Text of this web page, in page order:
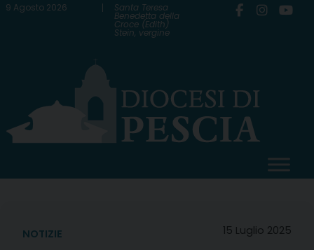
Skip
9 Agosto 2026 Santa Teresa
Benedetta della
Croce (Edith)
Stein, vergine
15 Luglio 2025
NOTIZIE